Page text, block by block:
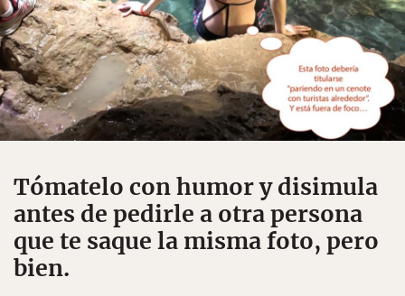
Tómatelo con humor y disimula
antes de pedirle a otra persona
que te saque la misma foto, pero
bien.